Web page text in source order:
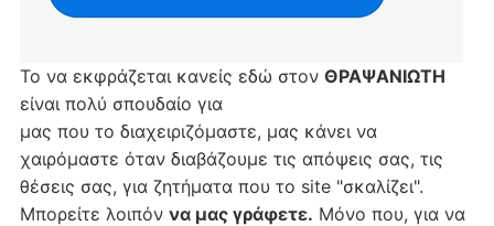
Το να εκφράζεται κανείς εδώ στον ΘΡΑΨΑΝΙΩΤΗ
είναι πολύ σπουδαίο για
μας που το διαχειριζόμαστε, μας κάνει να
χαιρόμαστε όταν διαβάζουμε τις απόψεις σας, τις
θέσεις σας, για ζητήματα που το site "σκαλίζει".
Μπορείτε λοιπόν να μας γράφετε. Μόνο που, για να